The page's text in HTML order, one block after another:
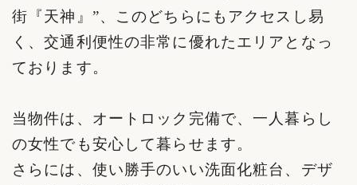
街『天神』”、このどちらにもアクセスし易
く、交通利便性の非常に優れたエリアとなっ
ております。
当物件は、オートロック完備で、一人暮らし
の女性でも安心して暮らせます。
さらには、使い勝手のいい洗面化粧台、デザ